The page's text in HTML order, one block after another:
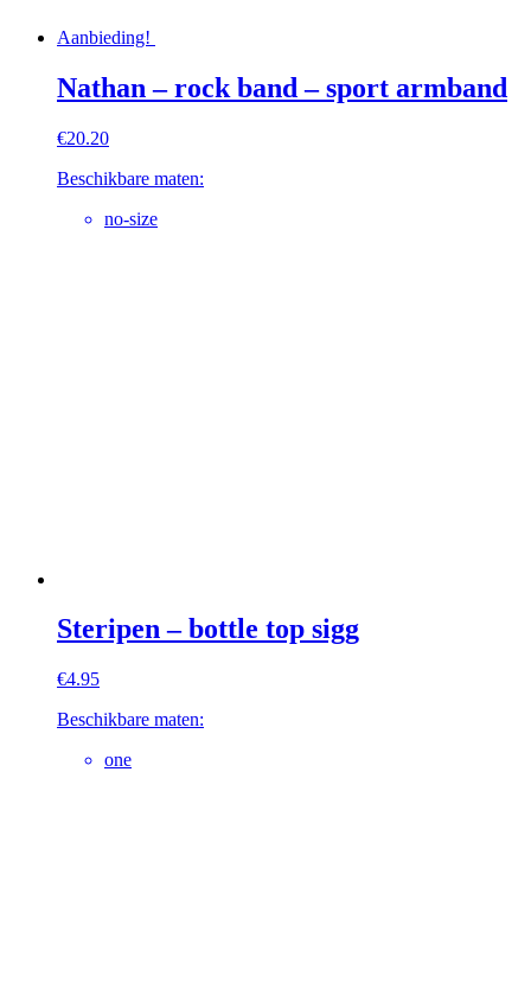
Aanbieding!
Nathan – rock band – sport armband
€20.20
Beschikbare maten:
no-size
Steripen – bottle top sigg
€4.95
Beschikbare maten:
one